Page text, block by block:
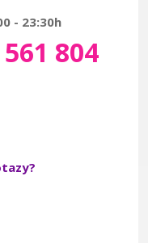
- 23:30h
804